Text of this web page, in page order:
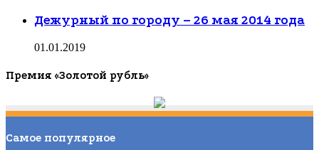
Дежурный по городу – 26 мая 2014 года
01.01.2019
Премия «Золотой рубль»
Самое популярное